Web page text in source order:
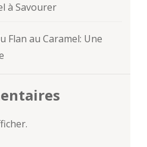
à Savourer
Flan au Caramel: Une